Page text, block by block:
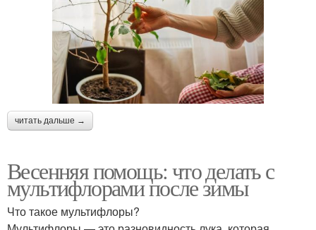
читать дальше →
Весенняя помощь: что делать с
мультифлорами после зимы
Что такое мультифлоры?